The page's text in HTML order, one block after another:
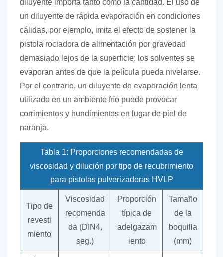
diluyente importa tanto como la cantidad. El uso de
un diluyente de rápida evaporación en condiciones
cálidas, por ejemplo, imita el efecto de sostener la
pistola rociadora de alimentación por gravedad
demasiado lejos de la superficie: los solventes se
evaporan antes de que la película pueda nivelarse.
Por el contrario, un diluyente de evaporación lenta
utilizado en un ambiente frío puede provocar
corrimientos y hundimientos en lugar de piel de
naranja.
Tabla 1: Proporciones recomendadas de
viscosidad y dilución por tipo de recubrimiento
para pistolas pulverizadoras HVLP
Tipo de
revesti
miento
Viscosidad
recomenda
da (DIN4,
seg.)
Proporción
típica de
adelgazam
iento
Tamaño
de la
boquilla
(mm)